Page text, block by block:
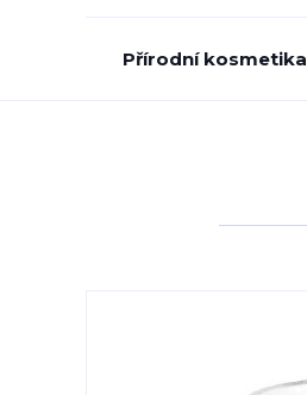
Přírodní kosmetika